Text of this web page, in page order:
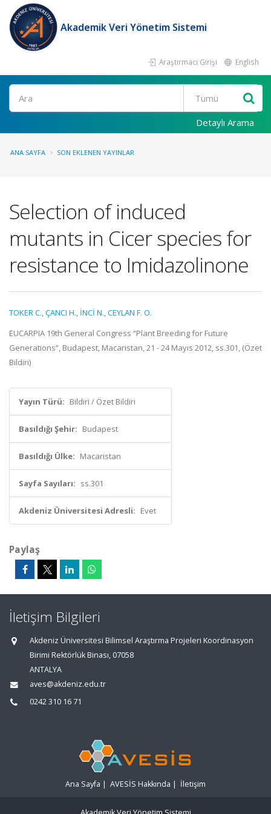
Akademik Veri Yönetim Sistemi
Araştırmacı Girişi English
Ara
Detaylı Arama
ANA SAYFA SON EKLENEN YAYINLAR
Selection of induced
mutants in Cicer species for
resistance to Imidazolinone
TOKER C.,ÇANCI H., İNCİ N.,CEYLAN F. O.
EUCARPIA 19th General Congress “Plant Breeding for Future
Generations”, Budapest, Macaristan, 21 - 24 Mayıs 2012, ss.301, (Özet
Bildiri)
Yayın Türü: Bildiri / Özet Bildiri
Basıldığı Şehir: Budapest
Basıldığı Ülke: Macaristan
Sayfa Sayıları: ss.301
Akdeniz Üniversitesi Adresli: Evet
Paylaş
İletişim Bilgileri
Akdeniz Üniversitesi Bilimsel Araştırma Projeleri Koordinasyon
Birimi Rektörlük Binası, 07058
ANTALYA
aves@akdeniz.edu.tr
0242 310 16 71
Ana Sayfa | AVESİS Hakkında | İletişim